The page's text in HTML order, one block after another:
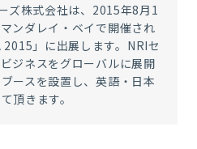
ズ株式会社は、2015年8月1
ンダレイ・ベイで開催され
」に出展します。NRIセ
ジネスをグローバルに展開
ースを設置し、英語・日本
頂きます。